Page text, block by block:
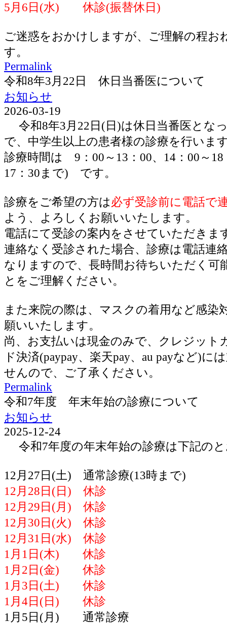
5月6日(水) 休診(振替休日)
ご迷惑をおかけしますが、ご理解の程お
す。
Permalink
令和8年3月22日 休日当番医について
お知らせ
2026-03-19
令和8年3月22日(日)は休日当番医とな
で、中学生以上の患者様の診療を行いま
診療時間は 9：00～13：00、14：00～
17：30まで) です。
診療をご希望の方は必ず受診前に電話で
よう、よろしくお願いいたします。
電話にて受診の案内をさせていただきま
連絡なく受診された場合、診療は電話連
なりますので、長時間お待ちいただく可
とをご理解ください。
また来院の際は、マスクの着用など感染
願いいたします。
尚、お支払いは現金のみで、クレジット
ド決済(paypay、楽天pay、au payなど)に
せんので、ご了承ください。
Permalink
令和7年度 年末年始の診療について
お知らせ
2025-12-24
令和7年度の年末年始の診療は下記の
12月27日(土) 通常診療(13時まで)
12月28日(日) 休診
12月29日(月) 休診
12月30日(火) 休診
12月31日(水) 休診
1月1日(木) 休診
1月2日(金) 休診
1月3日(土) 休診
1月4日(日) 休診
1月5日(月) 通常診療